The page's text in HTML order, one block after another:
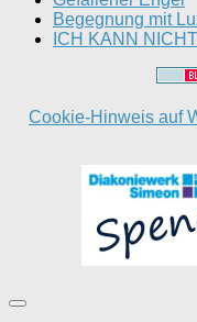
Begegnung mit
ICH KANN
Cookie-Hinweis auf